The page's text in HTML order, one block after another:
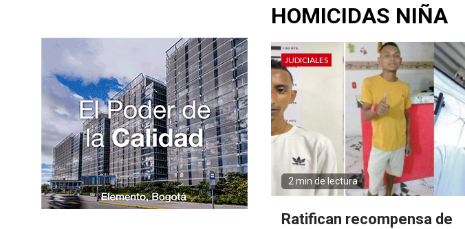
HOMICIDAS NIÑA
JUDICIALES
2 min de lectura
Ratifican recompensa de